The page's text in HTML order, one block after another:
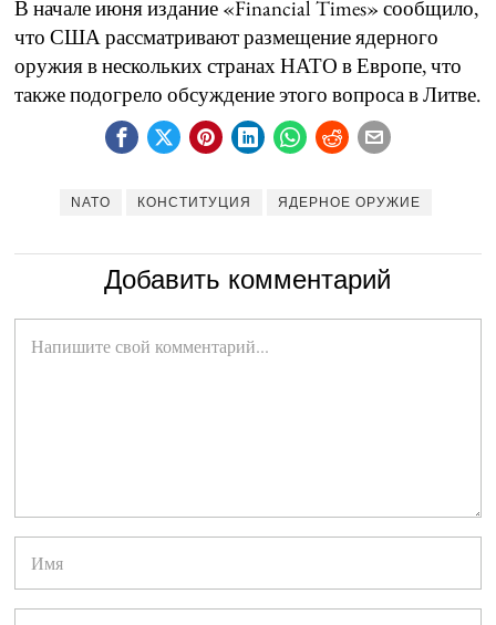
В начале июня издание «Financial Times» сообщило,
что США рассматривают размещение ядерного
оружия в нескольких странах НАТО в Европе, что
также подогрело обсуждение этого вопроса в Литве.
NATO КОНСТИТУЦИЯ ЯДЕРНОЕ ОРУЖИЕ
Добавить комментарий